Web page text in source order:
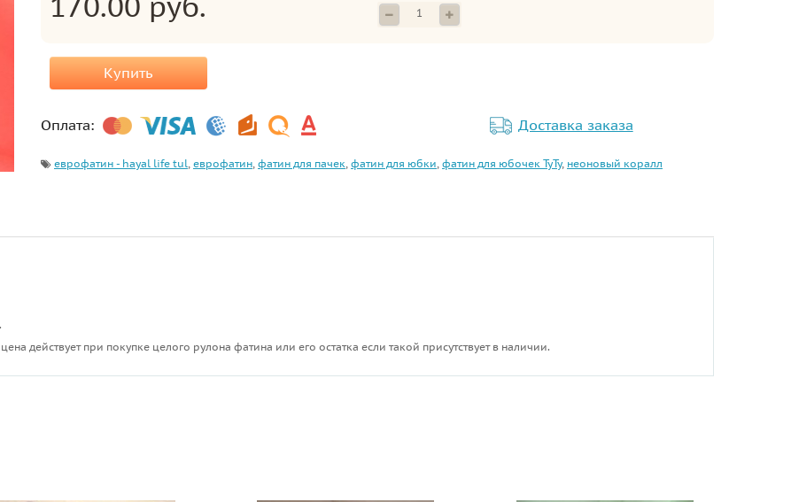
Купить
Оплата: Доставка заказа
еврофатин - hayal life tul, еврофатин, фатин для пачек, фатин для юбки, фатин для юбочек ТуТу, неоновый коралл
действует при покупке целого рулона фатина или его остатка если такой присутствует в наличии.